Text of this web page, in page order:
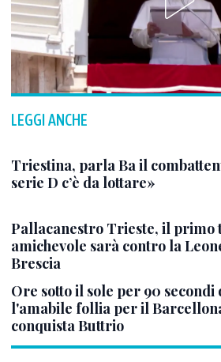
LEGGI ANCHE
Triestina, parla Ba il
serie D c’è da lottare»
Pallacanestro Trieste, il primo
amichevole sarà contro la
Brescia
Ore sotto il sole per 90 secondi
l'amabile follia per il
conquista Buttrio